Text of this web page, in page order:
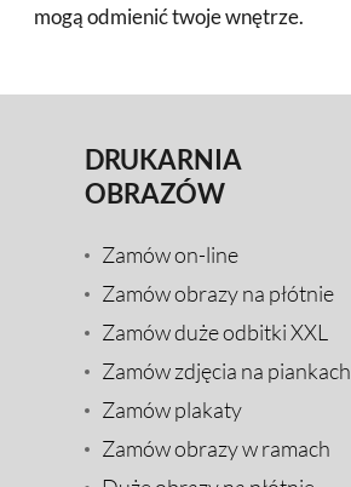
mogą odmienić twoje wnętrze.
DRUKARNIA
OBRAZÓW
Zamów on-line
Zamów obrazy na płótnie
Zamów duże odbitki XXL
Zamów zdjęcia na piankach
Zamów plakaty
Zamów obrazy w ramach